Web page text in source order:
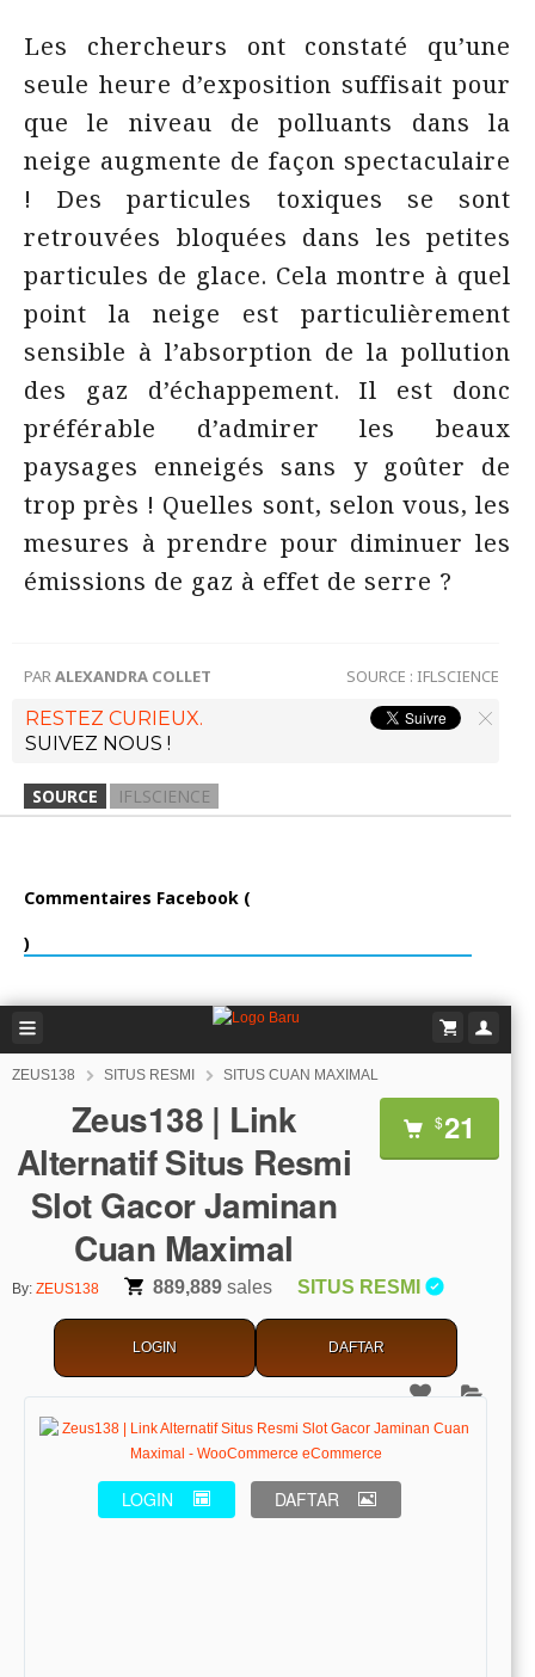
Les chercheurs ont constaté qu’une
seule heure d’exposition suffisait pour
que le niveau de polluants dans la
neige augmente de façon spectaculaire
! Des particules toxiques se sont
retrouvées bloquées dans les petites
particules de glace. Cela montre à quel
point la neige est particulièrement
sensible à l’absorption de la pollution
des gaz d’échappement. Il est donc
préférable d’admirer les beaux
paysages enneigés sans y goûter de
trop près ! Quelles sont, selon vous, les
mesures à prendre pour diminuer les
émissions de gaz à effet de serre ?
SOURCE : IFLSCIENCE
PARALEXANDRA COLLET
RESTEZ CURIEUX.
SUIVEZ NOUS !
SOURCE IFLSCIENCE
Commentaires Facebook (
)
ZEUS138 SITUS RESMI SITUS CUAN MAXIMAL
Zeus138 | Link
Alternatif Situs Resmi
Slot Gacor Jaminan
Cuan Maximal
$21
By: ZEUS138 889,889 sales SITUS RESMI
LOGIN DAFTAR
LOGIN DAFTAR